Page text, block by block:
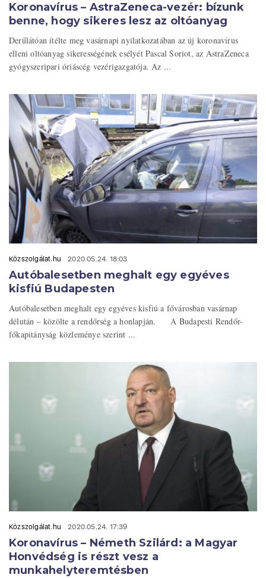
Koronavírus – AstraZeneca-vezér: bízunk
benne, hogy sikeres lesz az oltóanyag
Derűlátóan ítélte meg vasárnapi nyilatkozatában az új koronavírus
elleni oltóanyag sikerességének esélyét Pascal Soriot, az AstraZeneca
gyógyszeripari óriáscég vezérigazgatója. Az ...
Közszolgálat.hu 2020.05.24. 18:03
Autóbalesetben meghalt egy egyéves
kisfiú Budapesten
Autóbalesetben meghalt egy egyéves kisfiú a fővárosban vasárnap
délután – közölte a rendőrség a honlapján. A Budapesti Rendőr-
főkapitányság közleménye szerint ...
Közszolgálat.hu 2020.05.24. 17:39
Koronavírus – Németh Szilárd: a Magyar
Honvédség is részt vesz a
munkahelyteremtésben